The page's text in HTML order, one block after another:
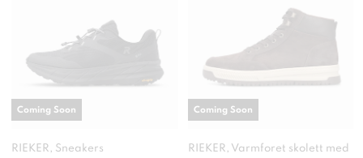
RIEKER, Sneakers
Coming Soon
RIEKER, Varmforet skolett med
Coming Soon